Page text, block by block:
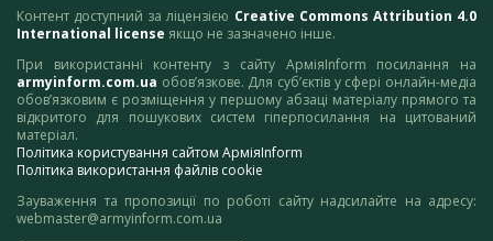
Контент доступний за ліцензією Creative Commons Attribution 4.0
International license якщо не зазначено інше.
При використанні контенту з сайту АрміяInform посилання на
armyinform.com.ua обов’язкове. Для суб’єктів у сфері онлайн-медіа
обов’язковим є розміщення у першому абзаці матеріалу прямого та
відкритого для пошукових систем гіперпосилання на цитований
матеріал.
Політика користування сайтом АрміяInform
Політика використання файлів cookie
Зауваження та пропозиції по роботі сайту надсилайте на адресу:
webmaster@armyinform.com.ua